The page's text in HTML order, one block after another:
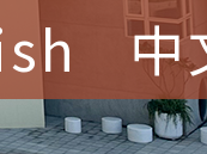
中
桃園市中